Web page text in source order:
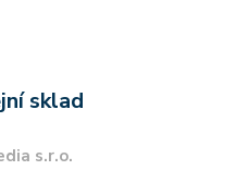
sklad
s.r.o.